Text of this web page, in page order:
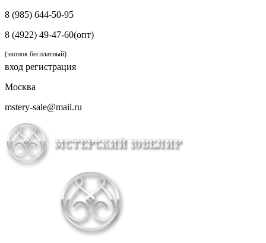
8 (985) 644-50-95
8 (4922) 49-47-60(опт)
(звонок бесплатный)
вход регистрация
Москва
mstery-sale@mail.ru